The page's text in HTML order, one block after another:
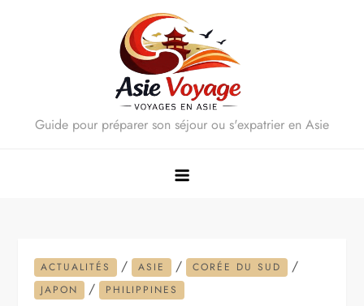
Guide pour préparer son séjour ou s'expatrier en Asie
ACTUALITÉS / ASIE / CORÉE DU SUD /
JAPON / PHILIPPINES